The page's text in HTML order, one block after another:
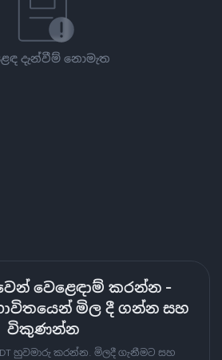
දැන්වීම් නොමැත
වෙළෙඳාම් කරන්න -
භාවිතයෙන් මිල දී ගන්න සහ
විකුණන්න
හුවමාරු කරන්න. මිලදී ගැනීමට සහ